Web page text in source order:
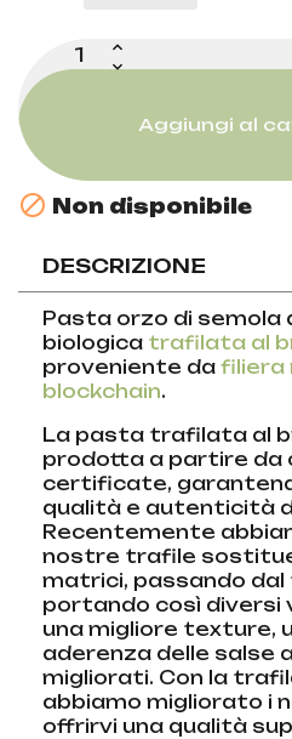
Aggiungi al
 Non disponibile
DESCRIZIONE
Pasta orzo di semola
biologica trafilata al
proveniente da filiera
blockchain.
La pasta trafilata al
prodotta a partire da
certificate,
qualità e autenticità
Recentemente
nostre trafile
matrici, passando dal
portando così diversi
una migliore texture,
aderenza delle salse
migliorati. Con la
abbiamo migliorato i
offrirvi una qualità